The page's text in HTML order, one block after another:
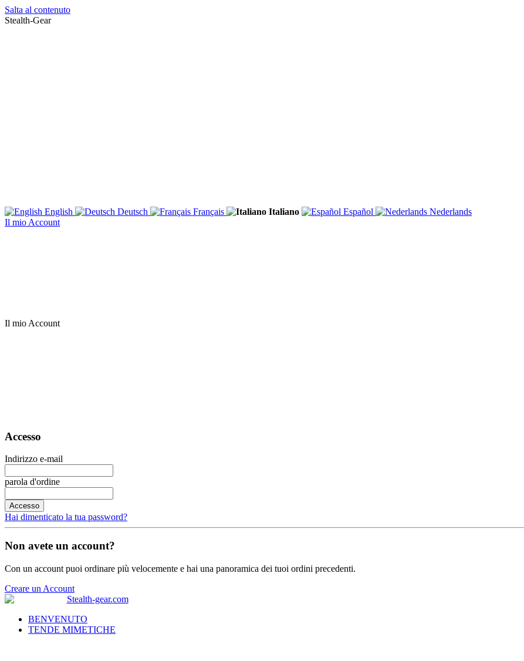
Salta al contenuto
Stealth-Gear
English Deutsch Français Italiano Español
Nederlands
Il mio Account
Il mio Account
Accesso
Indirizzo e-mail
parola d'ordine
Accesso
Hai dimenticato la tua password?
Non avete un account?
Con un account puoi ordinare più velocemente e hai una panoramica dei tuoi ordini precedenti.
Creare un Account
BENVENUTO
TENDE MIMETICHE